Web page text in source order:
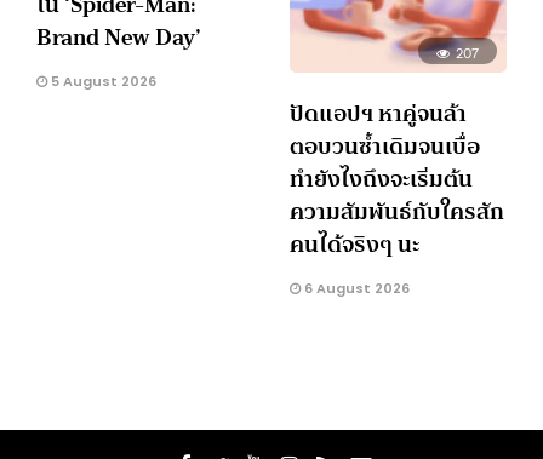
Brand New Day’
5 August 2026
207
ปัดแอปฯ หาคู่จนล้า
ตอบวนซ้ำเดิมจนเบื่อ
ทำยังไงถึงจะเริ่มต้น
ความสัมพันธ์กับใครสัก
คนได้จริงๆ นะ
6 August 2026